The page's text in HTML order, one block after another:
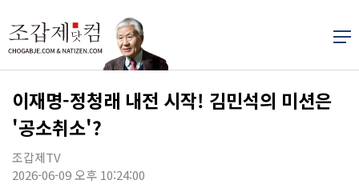
이재명-정청래 내전 시작! 김민석의 미션은
'공소취소'?
조갑제TV
2026-06-09 오후 10:24:00